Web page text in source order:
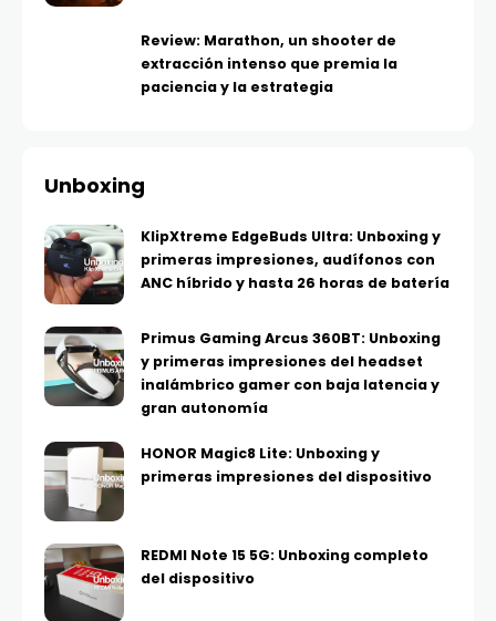
Review: Marathon, un shooter de
extracción intenso que premia la
paciencia y la estrategia
Unboxing
KlipXtreme EdgeBuds Ultra: Unboxing y
primeras impresiones, audífonos con
ANC híbrido y hasta 26 horas de batería
Primus Gaming Arcus 360BT: Unboxing
y primeras impresiones del headset
inalámbrico gamer con baja latencia y
gran autonomía
HONOR Magic8 Lite: Unboxing y
primeras impresiones del dispositivo
REDMI Note 15 5G: Unboxing completo
del dispositivo